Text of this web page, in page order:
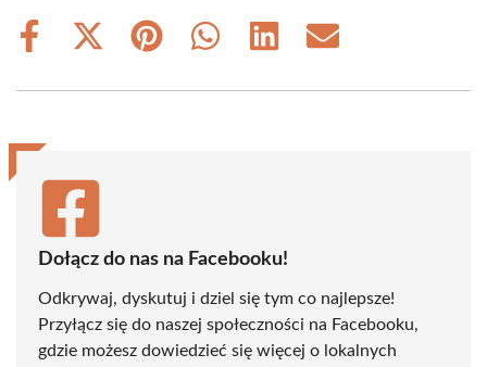
Share
Share
(Twitter)
Share
Share
Share
Share
Dołącz do nas na Facebooku!
Odkrywaj, dyskutuj i dziel się tym co najlepsze!
Przyłącz się do naszej społeczności na Facebooku,
gdzie możesz dowiedzieć się więcej o lokalnych